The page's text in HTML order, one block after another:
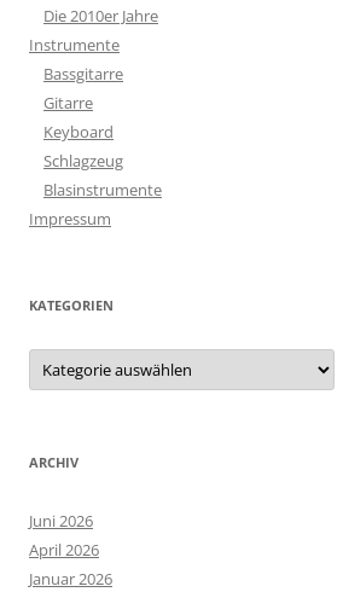
Die 2010er Jahre
Instrumente
Bassgitarre
Gitarre
Keyboard
Schlagzeug
Blasinstrumente
Impressum
KATEGORIEN
Kategorien
ARCHIV
Juni 2026
April 2026
Januar 2026